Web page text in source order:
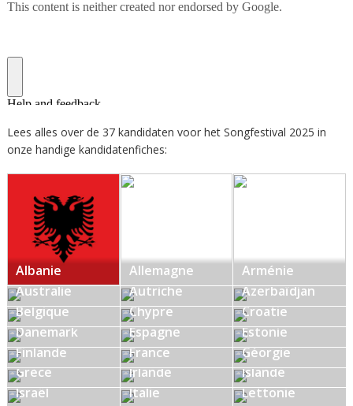
Lees alles over de 37 kandidaten voor het Songfestival 2025 in
onze handige kandidatenfiches:
Albanie Allemagne
Arménie
Australie
Autriche
Azerbaïdjan
Belgique
Chypre
Croatie
Danemark
Espagne
Estonie
Finlande
France
Géorgie
Grèce
Irlande
Islande
Israël
Italie
Lettonie